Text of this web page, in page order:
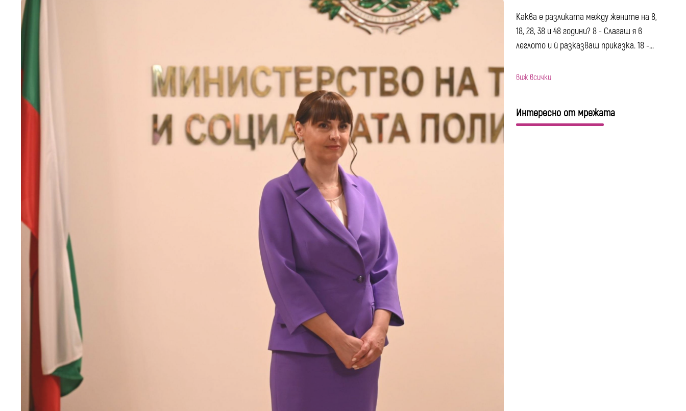
Каква е разликата между жените на 8,
18, 28, 38 и 48 години? 8 - Слагаш я в
леглото и ѝ разказваш приказка. 18 -...
виж всички
Интересно от мрежата